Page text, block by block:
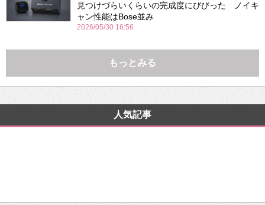
見つけづらいくらいの完成度にびびった ノイキ
ャン性能はBose並み
2026/05/30 16:56
もっとみる
人気記事